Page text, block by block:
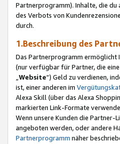
Partnerprogramm). Inhalte, die du
des Verbots von
durch.
1.Beschreibung des
Das Partnerprogramm ermöglicht
(nur verfügbar für Partner, die
Website“) Geld zu verdienen,
ist, einer anderen im
Alexa Skill (über das Alexa
markierten Link-Formate
Wenn unsere Kunden die
angeboten werden, oder andere
Partnerprogramm näher